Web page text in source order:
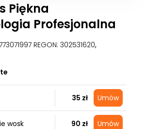
Piękna
Profesjonalna
REGON: 302531620,
35 zł Umów
wosk 90 zł Umów